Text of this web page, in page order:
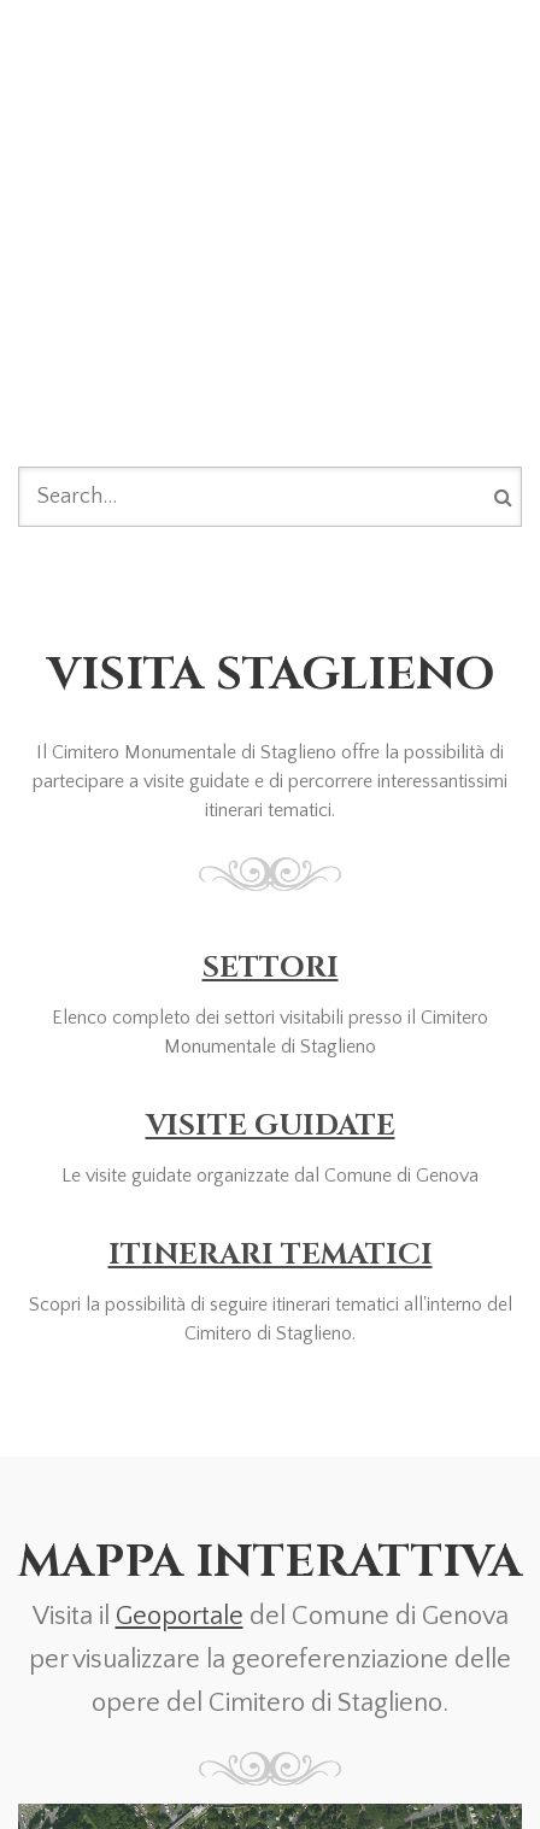
SEARCH FORM
VISITA STAGLIENO
Il Cimitero Monumentale di Staglieno offre la possibilità di
partecipare a visite guidate e di percorrere interessantissimi
itinerari tematici.
SETTORI
Elenco completo dei settori visitabili presso il Cimitero
Monumentale di Staglieno
VISITE GUIDATE
Le visite guidate organizzate dal Comune di Genova
ITINERARI TEMATICI
Scopri la possibilità di seguire itinerari tematici all'interno del
Cimitero di Staglieno.
MAPPA INTERATTIVA
Visita il Geoportale del Comune di Genova
per visualizzare la georeferenziazione delle
opere del Cimitero di Staglieno.